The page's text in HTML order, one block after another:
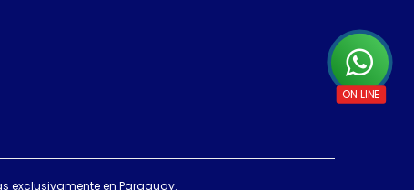
exclusivamente en Paraguay.